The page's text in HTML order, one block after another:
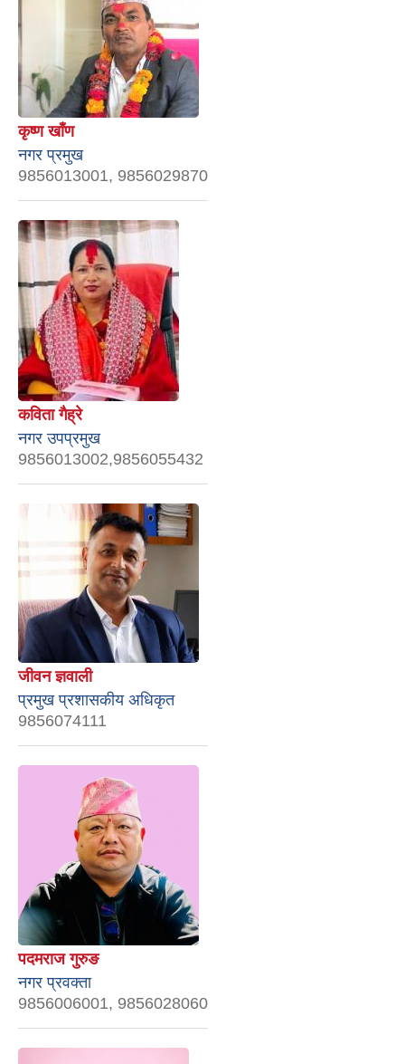
कृष्ण खाँण
नगर प्रमुख
9856013001, 9856029870
कविता गैह्रे
नगर उपप्रमुख
9856013002,9856055432
जीवन ज्ञवाली
प्रमुख प्रशासकीय अधिकृत
9856074111
पदमराज गुरुङ
नगर प्रवक्ता
9856006001, 9856028060